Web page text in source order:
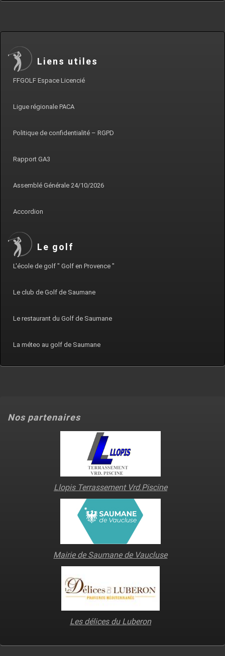
Liens utiles
FFGOLF Espace Licencié
Ligue régionale PACA
Politique de confidentialité – RGPD
Rapport GA3
Assemblé Générale 24/10/2026
Accordion
Le golf
L'école de golf " Golf en Provence "
Le club de Golf de Saumane
Le restaurant du Golf de Saumane
La méteo au golf de Saumane
Nos partenaires
Llopis Terrassement Vrd.Piscine
Mairie de Saumane de Vaucluse
Les délices du Luberon